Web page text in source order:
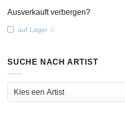
Ausverkauft verbergen?
auf Lager 0
SUCHE NACH ARTIST